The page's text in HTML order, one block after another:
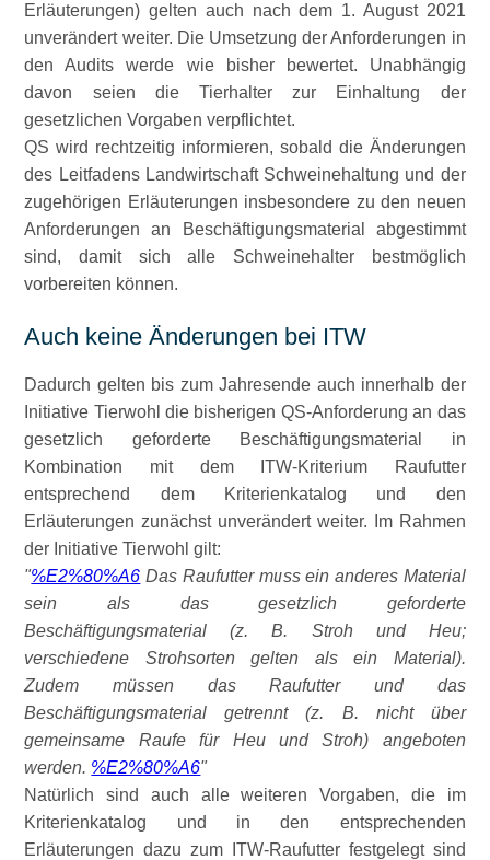
Erläuterungen) gelten auch nach dem 1. August 2021
unverändert weiter. Die Umsetzung der Anforderungen in
den Audits werde wie bisher bewertet. Unabhängig
davon seien die Tierhalter zur Einhaltung der
gesetzlichen Vorgaben verpflichtet.
QS wird rechtzeitig informieren, sobald die Änderungen
des Leitfadens Landwirtschaft Schweinehaltung und der
zugehörigen Erläuterungen insbesondere zu den neuen
Anforderungen an Beschäftigungsmaterial abgestimmt
sind, damit sich alle Schweinehalter bestmöglich
vorbereiten können.
Auch keine Änderungen bei ITW
Dadurch gelten bis zum Jahresende auch innerhalb der
Initiative Tierwohl die bisherigen QS-Anforderung an das
gesetzlich geforderte Beschäftigungsmaterial in
Kombination mit dem ITW-Kriterium Raufutter
entsprechend dem Kriterienkatalog und den
Erläuterungen zunächst unverändert weiter. Im Rahmen
der Initiative Tierwohl gilt:
%E2%80%A6 Das Raufutter muss ein anderes Material
sein als das gesetzlich geforderte
Beschäftigungsmaterial (z. B. Stroh und Heu;
verschiedene Strohsorten gelten als ein Material).
Zudem müssen das Raufutter und das
Beschäftigungsmaterial getrennt (z. B. nicht über
gemeinsame Raufe für Heu und Stroh) angeboten
werden. %E2%80%A6
Natürlich sind auch alle weiteren Vorgaben, die im
Kriterienkatalog und in den entsprechenden
Erläuterungen dazu zum ITW-Raufutter festgelegt sind